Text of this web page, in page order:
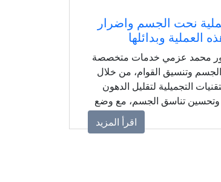
نحت الجسم واضرار
العملية وبدائلها
محمد عزمي خدمات متخصصة
وتنسيق القوام، من خلال
التجميلية لتقليل الدهون
وتحسين تناسق الجسم، مع وضع
لكل حالة للحصول على نتائج
طبيعية ومتناسقة.
اقرأ المزيد